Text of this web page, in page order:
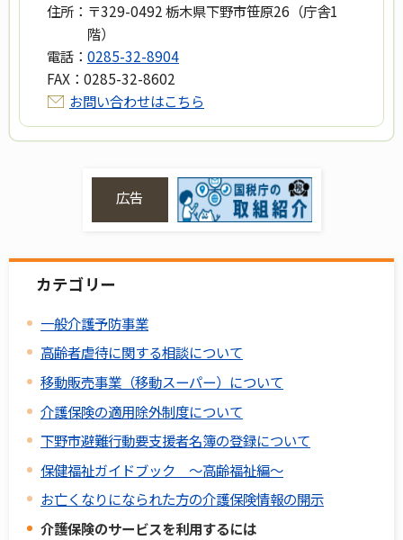
住所： 〒329-0492 栃木県下野市笹原26（庁舎1
階）
電話： 0285-32-8904
FAX： 0285-32-8602
お問い合わせはこちら
広告
カテゴリー
一般介護予防事業
高齢者虐待に関する相談について
移動販売事業（移動スーパー）について
介護保険の適用除外制度について
下野市避難行動要支援者名簿の登録について
保健福祉ガイドブック ～高齢福祉編～
お亡くなりになられた方の介護保険情報の開示
介護保険のサービスを利用するには